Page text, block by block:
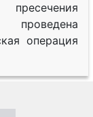
проведена
операция